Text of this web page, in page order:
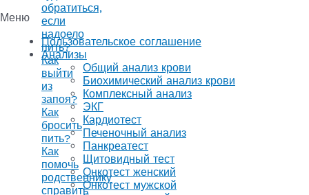
обратиться,
если
надоело
пить?
Как
выйти
из
запоя?
Как
бросить
пить?
Как
помочь
родственнику
справить
Меню
Пользовательское соглашение
Анализы
Общий анализ крови
Биохимический анализ крови
Комплексный анализ
ЭКГ
Кардиотест
Печеночный анализ
Панкреатест
Щитовидный тест
Онкотест женский
Онкотест мужской